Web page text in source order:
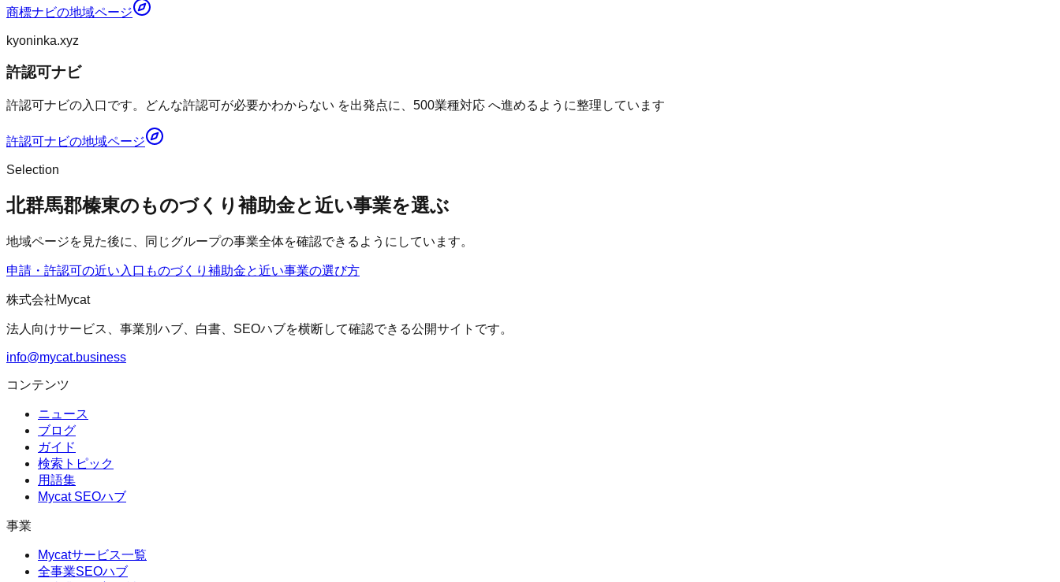
商標ナビの地域ページ
kyoninka.xyz
許認可ナビ
許認可ナビの入口です。どんな許認可が必要かわからない を出発点に、500業種対応 へ進めるように整理しています
許認可ナビの地域ページ
Selection
北群馬郡榛東のものづくり補助金と近い事業を選ぶ
地域ページを見た後に、同じグループの事業全体を確認できるようにしています。
申請・許認可の近い入口 ものづくり補助金と近い事業の選び方
株式会社Mycat
法人向けサービス、事業別ハブ、白書、SEOハブを横断して確認できる公開サイトです。
info@mycat.business
コンテンツ
ニュース
ブログ
ガイド
検索トピック
用語集
Mycat SEOハブ
事業
Mycatサービス一覧
全事業SEOハブ